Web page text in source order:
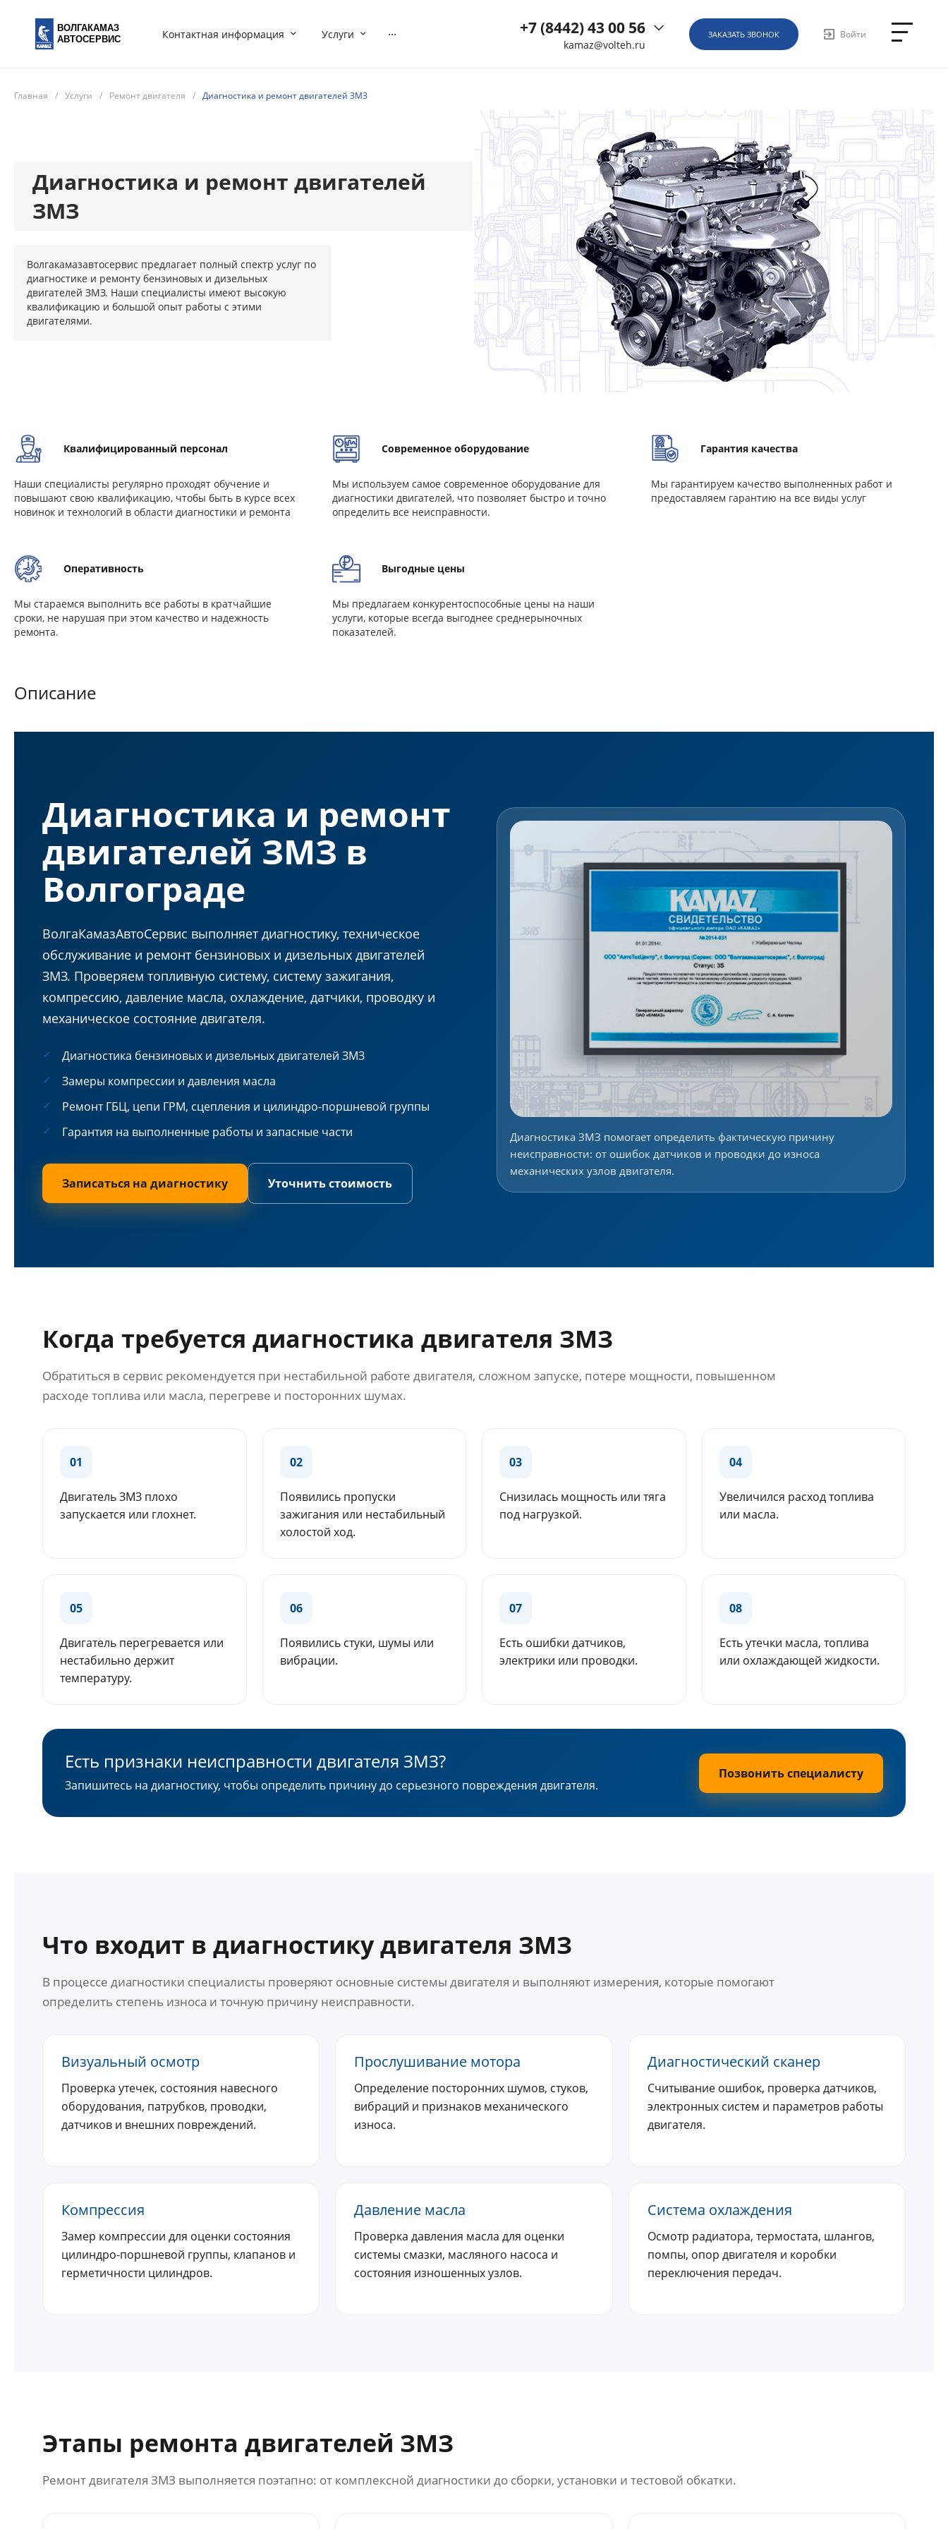
ВОЛГАКАМАЗ
АВТОСЕРВИС
Контактная информация Услуги ... +7 (8442) 43 00 56
Пн-Вс: 8:00-21:00 Нет
Выходной
kamaz@volteh.ru
+7 (909) 377 72 81
г. Котельниково, ул.
Северная, дом 5
Пн-Вс: 08:00-21:00 Нет
Выходной
ktl-buh@volteh.ru
kamaz@volteh.ru
ЗАКАЗАТЬ ЗВОНОК Войти
Главная / Услуги / Ремонт двигателя / Диагностика и ремонт двигателей ЗМЗ
Диагностика и ремонт двигателей
ЗМЗ
Волгакамазавтосервис предлагает полный спектр услуг по
диагностике и ремонту бензиновых и дизельных
двигателей ЗМЗ. Наши специалисты имеют высокую
квалификацию и большой опыт работы с этими
двигателями.
Квалифицированный персонал
Наши специалисты регулярно проходят обучение и
повышают свою квалификацию, чтобы быть в курсе всех
новинок и технологий в области диагностики и ремонта
Современное оборудование
Мы используем самое современное оборудование для
диагностики двигателей, что позволяет быстро и точно
определить все неисправности.
Гарантия качества
Мы гарантируем качество выполненных работ и
предоставляем гарантию на все виды услуг
Оперативность
Мы стараемся выполнить все работы в кратчайшие
сроки, не нарушая при этом качество и надежность
ремонта.
Выгодные цены
Мы предлагаем конкурентоспособные цены на наши
услуги, которые всегда выгоднее среднерыночных
показателей.
Описание
Диагностика и ремонт
двигателей ЗМЗ в
Волгограде
ВолгаКамазАвтоСервис выполняет диагностику, техническое
обслуживание и ремонт бензиновых и дизельных двигателей
ЗМЗ. Проверяем топливную систему, систему зажигания,
компрессию, давление масла, охлаждение, датчики, проводку и
механическое состояние двигателя.
Диагностика бензиновых и дизельных двигателей ЗМЗ
Замеры компрессии и давления масла
Ремонт ГБЦ, цепи ГРМ, сцепления и цилиндро-поршневой группы
Гарантия на выполненные работы и запасные части
Записаться на диагностику Уточнить стоимость
Диагностика ЗМЗ помогает определить фактическую причину
неисправности: от ошибок датчиков и проводки до износа
механических узлов двигателя.
Когда требуется диагностика двигателя ЗМЗ
Обратиться в сервис рекомендуется при нестабильной работе двигателя, сложном запуске, потере мощности, повышенном
расходе топлива или масла, перегреве и посторонних шумах.
01
Двигатель ЗМЗ плохо
запускается или глохнет.
02
Появились пропуски
зажигания или нестабильный
холостой ход.
03
Снизилась мощность или тяга
под нагрузкой.
04
Увеличился расход топлива
или масла.
05
Двигатель перегревается или
нестабильно держит
температуру.
06
Появились стуки, шумы или
вибрации.
07
Есть ошибки датчиков,
электрики или проводки.
08
Есть утечки масла, топлива
или охлаждающей жидкости.
Есть признаки неисправности двигателя ЗМЗ?
Запишитесь на диагностику, чтобы определить причину до серьезного повреждения двигателя.
Позвонить специалисту
Что входит в диагностику двигателя ЗМЗ
В процессе диагностики специалисты проверяют основные системы двигателя и выполняют измерения, которые помогают
определить степень износа и точную причину неисправности.
Визуальный осмотр
Проверка утечек, состояния навесного
оборудования, патрубков, проводки,
датчиков и внешних повреждений.
Прослушивание мотора
Определение посторонних шумов, стуков,
вибраций и признаков механического
износа.
Диагностический сканер
Считывание ошибок, проверка датчиков,
электронных систем и параметров работы
двигателя.
Компрессия
Замер компрессии для оценки состояния
цилиндро-поршневой группы, клапанов и
герметичности цилиндров.
Давление масла
Проверка давления масла для оценки
системы смазки, масляного насоса и
состояния изношенных узлов.
Система охлаждения
Осмотр радиатора, термостата, шлангов,
помпы, опор двигателя и коробки
переключения передач.
Этапы ремонта двигателей ЗМЗ
Ремонт двигателя ЗМЗ выполняется поэтапно: от комплексной диагностики до сборки, установки и тестовой обкатки.